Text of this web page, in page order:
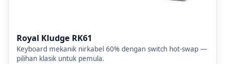
Royal Kludge RK61
Keyboard mekanik nirkabel 60% dengan switch hot-swap —
pilihan klasik untuk pemula.